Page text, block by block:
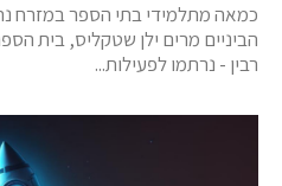
כמאה מתלמידי בתי הספר במזרח
הביניים מרים ילן שטקליס, בית
רבין - נרתמו לפעילות...